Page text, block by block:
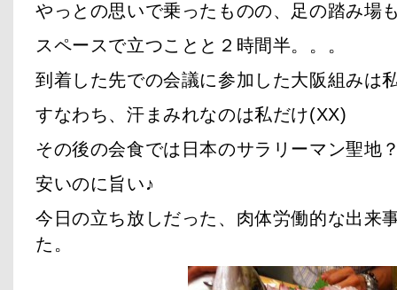
やっとの思いで乗ったものの、足の踏み場
スペースで立つことと２時間半。。。
到着した先での会議に参加した大阪組みは
すなわち、汗まみれなのは私だけ(XX)
その後の会食では日本のサラリーマン聖地
安いのに旨い♪
今日の立ち放しだった、肉体労働的な出来
た。